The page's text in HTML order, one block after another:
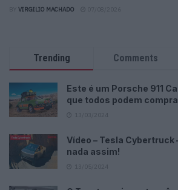
VIRGILIO MACHADO
Trending Comments
Este é um Porsche 911
que todos podem
Vídeo – Tesla Cybertruck
nada assim!